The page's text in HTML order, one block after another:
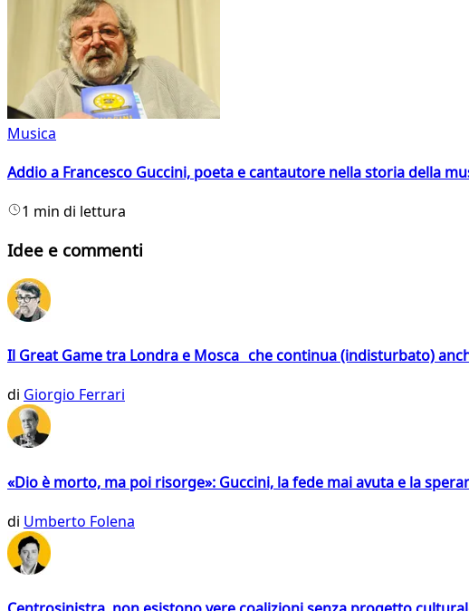
Musica
Addio a Francesco Guccini, poeta e cantautore nella storia della
1 min di lettura
Idee e commenti
Il Great Game tra Londra e Mosca che continua (indisturbato)
di Giorgio Ferrari
«Dio è morto, ma poi risorge»: Guccini, la fede mai avuta e la
di Umberto Folena